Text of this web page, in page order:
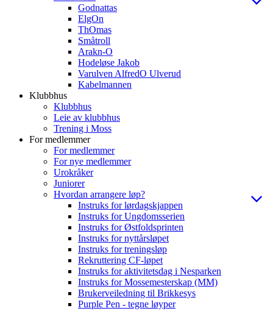
Godnattas
ElgOn
ThOmas
Småtroll
Arakn-O
Hodeløse Jakob
Varulven AlfredO Ulverud
Kabelmannen
Klubbhus
Klubbhus
Leie av klubbhus
Trening i Moss
For medlemmer
For medlemmer
For nye medlemmer
Urokråker
Juniorer
Hvordan arrangere løp?
Instruks for lørdagskjappen
Instruks for Ungdomsserien
Instruks for Østfoldsprinten
Instruks for nyttårsløpet
Instruks for treningsløp
Rekruttering CF-løpet
Instruks for aktivitetsdag i Nesparken
Instruks for Mossemesterskap (MM)
Brukerveiledning til Brikkesys
Purple Pen - tegne løyper